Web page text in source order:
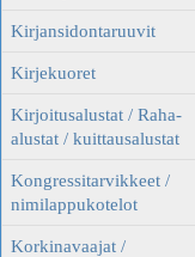
Kirjansidontaruuvit
Kirjekuoret
Kirjoitusalustat / Raha-
alustat / kuittausalustat
Kongressitarvikkeet /
nimilappukotelot
Korkinavaajat /